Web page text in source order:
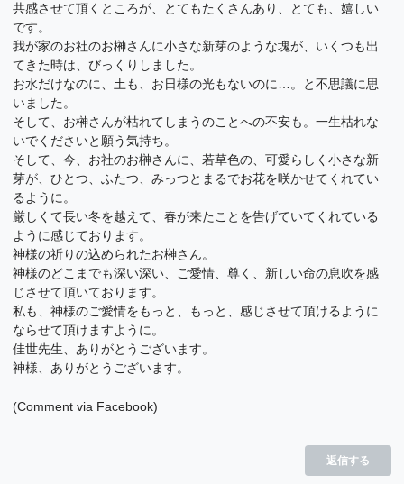
共感させて頂くところが、とてもたくさんあり、とても、嬉しい
です。
我が家のお社のお榊さんに小さな新芽のような塊が、いくつも出
てきた時は、びっくりしました。
お水だけなのに、土も、お日様の光もないのに…。と不思議に思
いました。
そして、お榊さんが枯れてしまうのことへの不安も。一生枯れな
いでくださいと願う気持ち。
そして、今、お社のお榊さんに、若草色の、可愛らしく小さな新
芽が、ひとつ、ふたつ、みっつとまるでお花を咲かせてくれてい
るように。
厳しくて長い冬を越えて、春が来たことを告げていてくれている
ように感じております。
神様の祈りの込められたお榊さん。
神様のどこまでも深い深い、ご愛情、尊く、新しい命の息吹を感
じさせて頂いております。
私も、神様のご愛情をもっと、もっと、感じさせて頂けるように
ならせて頂けますように。
佳世先生、ありがとうございます。
神様、ありがとうございます。
(Comment via Facebook)
返信する